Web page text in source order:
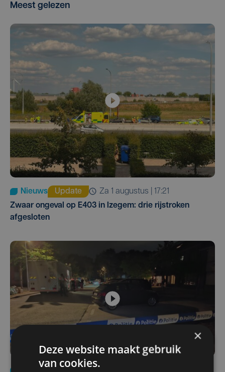
Meest gelezen
Nieuws Update
za 1 augustus | 17:21
Zwaar ongeval op E403 in Izegem: drie rijstroken
afgesloten
×
Deze website maakt gebruik
van cookies.